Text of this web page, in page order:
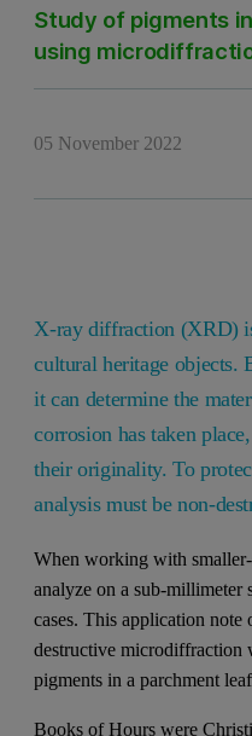
Study of pigments
using
05 November 2022
X-ray diffraction (XRD)
cultural heritage objects.
it can determine the
corrosion has taken
their originality. To
analysis must be non-
When working with smaller-
analyze on a sub-
cases. This application note
destructive microdiffraction
pigments in a parchment
Books of Hours were